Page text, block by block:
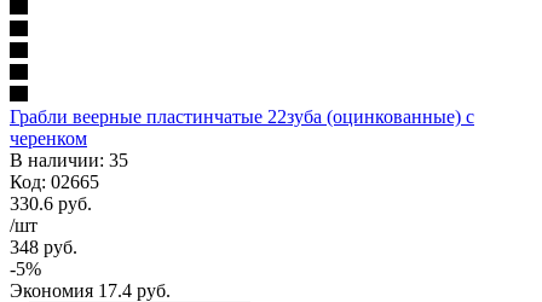
Грабли веерные пластинчатые 22зуба (оцинкованные) с
черенком
В наличии: 35
Код: 02665
330.6 руб.
/шт
348 руб.
-5%
Экономия 17.4 руб.